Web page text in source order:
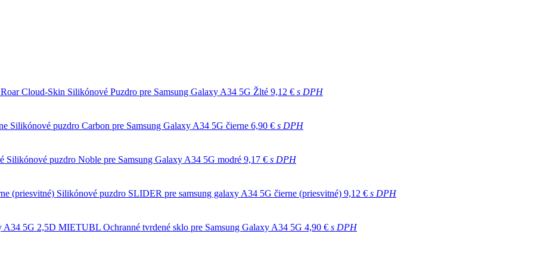
Roar Cloud-Skin Silikónové Puzdro pre Samsung Galaxy A34 5G Žlté 9,12 € s DPH
Silikónové puzdro Carbon pre Samsung Galaxy A34 5G čierne 6,90 € s DPH
Silikónové puzdro Noble pre Samsung Galaxy A34 5G modré 9,17 € s DPH
Silikónové puzdro SLIDER pre samsung galaxy A34 5G čierne (priesvitné) 9,12 € s DPH
2,5D MIETUBL Ochranné tvrdené sklo pre Samsung Galaxy A34 5G 4,90 € s DPH